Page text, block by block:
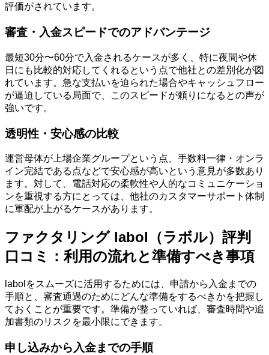
評価がされています。
審査・入金スピードでのアドバンテージ
最短30分〜60分で入金されるケースが多く、特に夜間や休
日にも比較的対応してくれるという点で他社との差別化が図
れています。急な支払いを迫られた場合やキャッシュフロー
が逼迫している局面で、このスピードが頼りになるとの声が
強いです。
透明性・安心感の比較
運営母体が上場企業グループという点、手数料一律・オンラ
イン完結である点などで安心感が高いという意見が多数あり
ます。対して、電話対応の柔軟性や人的なコミュニケーショ
ンを重視する方にとっては、他社のカスタマーサポート体制
に軍配が上がるケースがあります。
ファクタリング labol（ラボル）評判
口コミ：利用の流れと準備すべき事項
labolをスムーズに活用するためには、申請から入金までの
手順と、審査通過のためにどんな準備をするべきかを把握し
ておくことが重要です。準備が整っていれば、審査時間や追
加書類のリスクを最小限にできます。
申し込みから入金までの手順